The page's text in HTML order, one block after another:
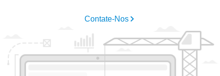
Contate-Nos